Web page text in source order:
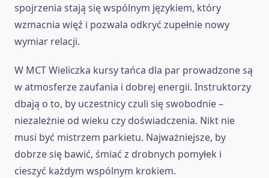
spojrzenia stają się wspólnym językiem, który
wzmacnia więź i pozwala odkryć zupełnie nowy
wymiar relacji.
W MCT Wieliczka kursy tańca dla par prowadzone są
w atmosferze zaufania i dobrej energii. Instruktorzy
dbają o to, by uczestnicy czuli się swobodnie –
niezależnie od wieku czy doświadczenia. Nikt nie
musi być mistrzem parkietu. Najważniejsze, by
dobrze się bawić, śmiać z drobnych pomyłek i
cieszyć każdym wspólnym krokiem.